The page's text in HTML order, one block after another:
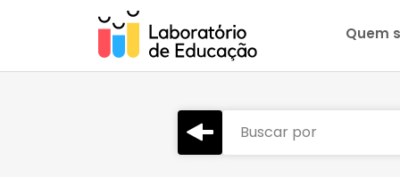
Quem
Buscar por